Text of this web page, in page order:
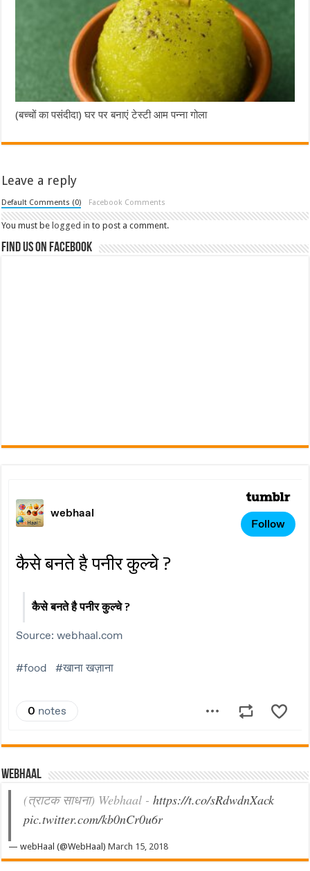
(बच्चों का पसंदीदा) घर पर बनाएं टेस्टी आम पन्ना गोला
Leave a reply
Default Comments (0) Facebook Comments
You must be logged in to post a comment.
Find us on Facebook
Webhaal
(त्राटक साधना) Webhaal -https://t.co/sRdwdnXack
pic.twitter.com/kb0nCr0u6r
— webHaal (@WebHaal)March 15, 2018